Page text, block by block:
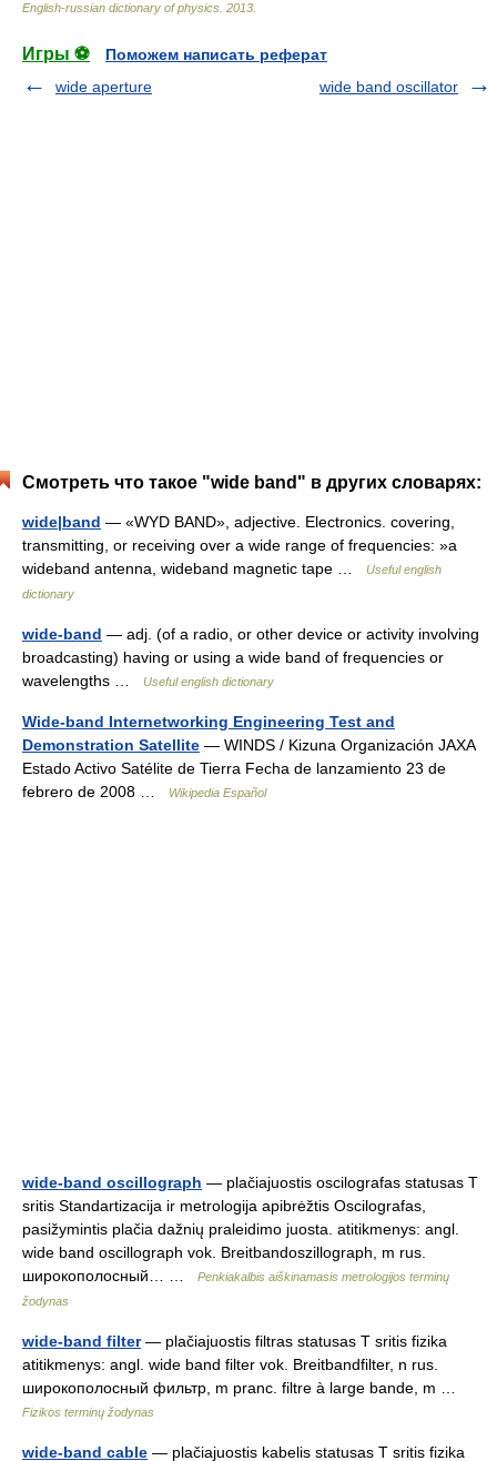
English-russian dictionary of physics 2013
Игры ⚽
Поможем написать реферат
wide aperture
wide band oscillator
Смотреть что такое "wide band" в других словарях:
wide|band — «WYD BAND», adjective. Electronics. covering,
transmitting, or receiving over a wide range of frequencies: »a
wideband antenna, wideband magnetic tape …
Useful english
dictionary
wide-band — adj. (of a radio, or other device or activity involving
broadcasting) having or using a wide band of frequencies or
wavelengths …
Useful english dictionary
Wide-band Internetworking Engineering Test and
Demonstration Satellite — WINDS / Kizuna Organización JAXA
Estado Activo Satélite de Tierra Fecha de lanzamiento 23 de
febrero de 2008 …
Wikipedia Español
wide-band oscillograph — plačiajuostis oscilografas statusas T
sritis Standartizacija ir metrologija apibrėžtis Oscilografas,
pasižymintis plačia dažnių praleidimo juosta. atitikmenys: angl.
wide band oscillograph vok. Breitbandoszillograph, m rus.
широкополосный… …
Penkiakalbis aiškinamasis metrologijos terminų
žodynas
wide-band filter— plačiajuostis filtras statusas T sritis fizika
atitikmenys: angl. wide band filter vok. Breitbandfilter, n rus.
широкополосный фильтр, m pranc. filtre à large bande, m …
Fizikos terminų žodynas
wide-band cable — plačiajuostis kabelis statusas T sritis fizika